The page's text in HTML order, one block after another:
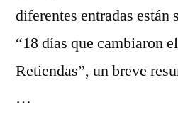
diferentes entradas están
“18 días que cambiaron
Retiendas”, un breve
…